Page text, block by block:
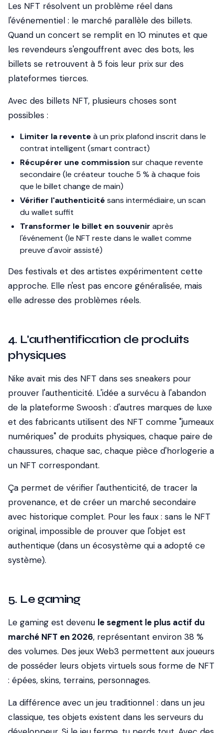
Les NFT résolvent un problème réel dans
l'événementiel : le marché parallèle des billets.
Quand un concert se remplit en 10 minutes et que
les revendeurs s'engouffrent avec des bots, les
billets se retrouvent à 5 fois leur prix sur des
plateformes tierces.
Avec des billets NFT, plusieurs choses sont
possibles :
Limiter la revente à un prix plafond inscrit dans le
contrat intelligent (smart contract)
Récupérer une commission sur chaque revente
secondaire (le créateur touche 5 % à chaque fois
que le billet change de main)
Vérifier l'authenticité sans intermédiaire, un scan
du wallet suffit
Transformer le billet en souvenir après
l'événement (le NFT reste dans le wallet comme
preuve d'avoir assisté)
Des festivals et des artistes expérimentent cette
approche. Elle n'est pas encore généralisée, mais
elle adresse des problèmes réels.
4. L'authentification de produits
physiques
Nike avait mis des NFT dans ses sneakers pour
prouver l'authenticité. L'idée a survécu à l'abandon
de la plateforme Swoosh : d'autres marques de luxe
et des fabricants utilisent des NFT comme "jumeaux
numériques" de produits physiques, chaque paire de
chaussures, chaque sac, chaque pièce d'horlogerie a
un NFT correspondant.
Ça permet de vérifier l'authenticité, de tracer la
provenance, et de créer un marché secondaire
avec historique complet. Pour les faux : sans le NFT
original, impossible de prouver que l'objet est
authentique (dans un écosystème qui a adopté ce
système).
5. Le gaming
Le gaming est devenu le segment le plus actif du
marché NFT en 2026, représentant environ 38 %
des volumes. Des jeux Web3 permettent aux joueurs
de posséder leurs objets virtuels sous forme de NFT
: épées, skins, terrains, personnages.
La différence avec un jeu traditionnel : dans un jeu
classique, tes objets existent dans les serveurs du